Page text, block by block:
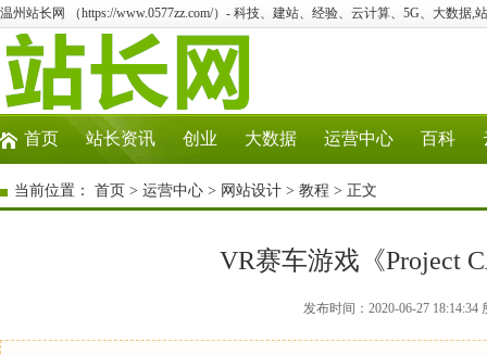
温州站长网 （https://www.0577zz.com/）- 科技、建站、经验、云计算、5G、大数据,
首页 站长资讯 创业 大数据 运营中心 百科
当前位置： 首页 > 运营中心 > 网站设计 > 教程 > 正文
VR赛车游戏《Project
发布时间：2020-06-27